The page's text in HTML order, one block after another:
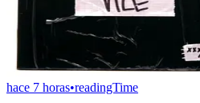
hace 7 horas•readingTime